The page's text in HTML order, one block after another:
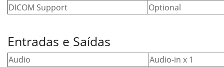
DICOM Support
Optional
Entradas e Saídas
Audio
Audio-in x 1